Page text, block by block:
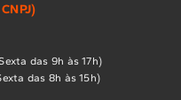
das 9h às 17h)
das 8h às 15h)